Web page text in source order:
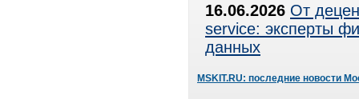
16.06.2026 От
service: эксперты
данных
MSKIT.RU: последние новости